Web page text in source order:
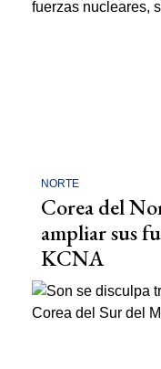
NORTE
Corea del
ampliar sus
KCNA